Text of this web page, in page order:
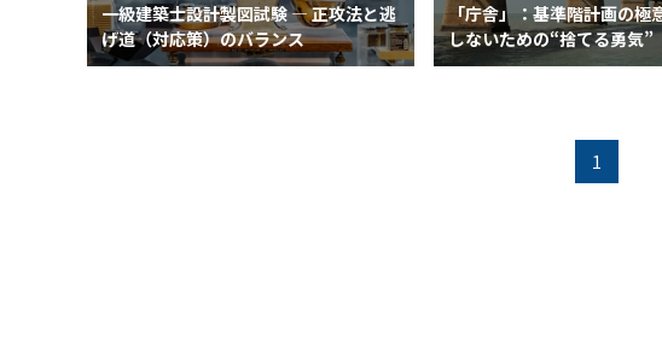
一級建築士設計製図試験 ― 正攻法と逃
げ道（対応策）のバランス
「庁舎」：基準階計画の
しないための“捨てる勇気”
1